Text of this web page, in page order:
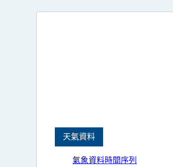
天氣資料
氣象資料時間序列